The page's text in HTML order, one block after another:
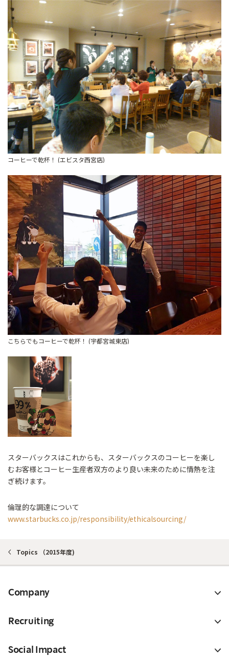
コーヒーで乾杯！ (エビスタ西宮店)
こちらでもコーヒーで乾杯！ (宇都宮城東店)
スターバックスはこれからも、スターバックスのコーヒーを楽し
むお客様とコーヒー生産者双方のより良い未来のために情熱を注
ぎ続けます。
倫理的な調達について
www.starbucks.co.jp/responsibility/ethicalsourcing/
Topics （2015年度)
Company
Recruiting
Social Impact